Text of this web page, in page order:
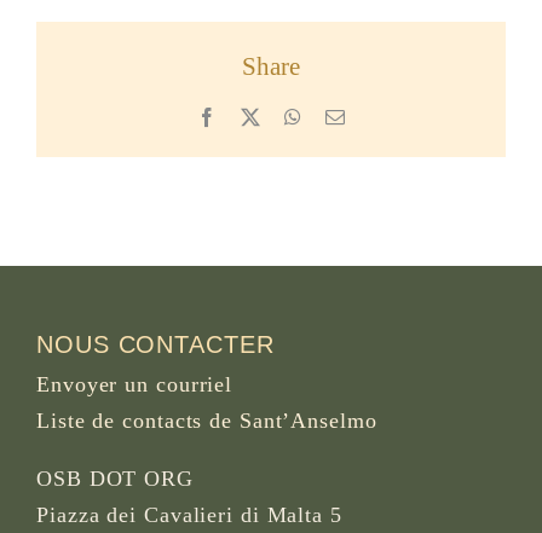
Share
Facebook WhatsApp
Email
NOUS CONTACTER
Envoyer un courriel
Liste de contacts de Sant’Anselmo
OSB DOT ORG
Piazza dei Cavalieri di Malta 5